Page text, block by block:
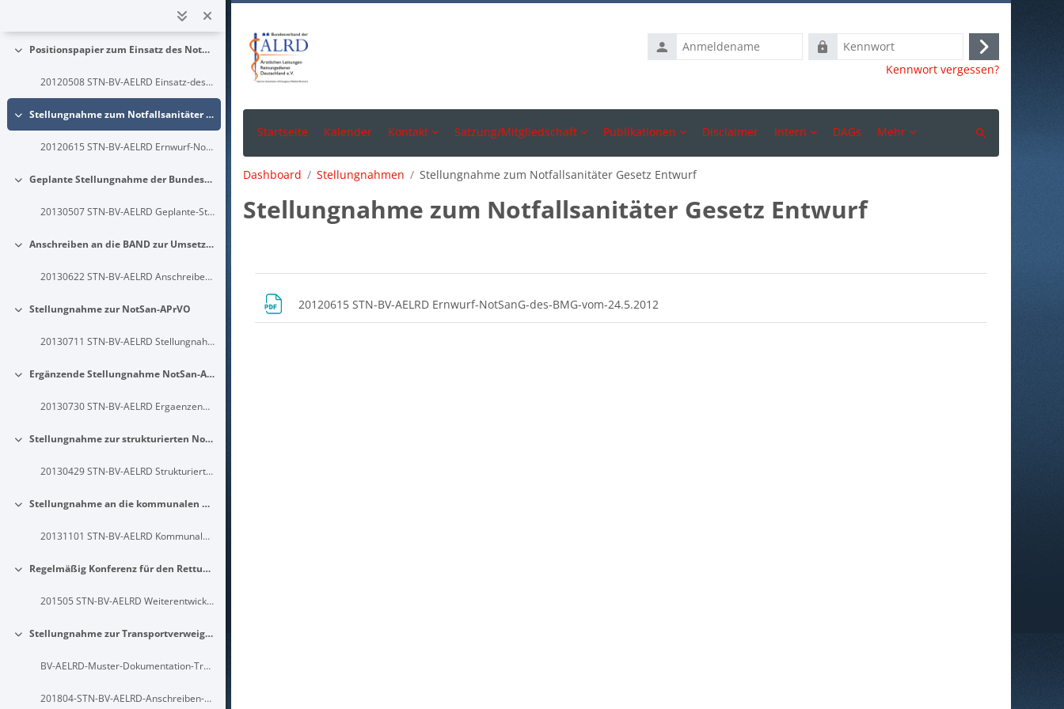
20111031 EMPF-BV-AELRD Empfehlungen-zur-Durchfuehrung-Telefonreanimation-Leitstellen
Einklappen
Positionspapier zum Einsatz des Notarztes bei V.a. Schlaganfall
20120508 STN-BV-AELRD Einsatz-des-Notarztes-bei-Schlaganfall
Einklappen
Stellungnahme zum Notfallsanitäter Gesetz Entwurf
20120615 STN-BV-AELRD Ernwurf-NotSanG-des-BMG-vom-24.5.2012
Einklappen
Geplante Stellungnahme der Bundesärztekammer zum Ärztlichen Leiter Rettungsdienst
20130507 STN-BV-AELRD Geplante-Stellungnahme-der-Bundesaerztekammer-zum-AELRD
Einklappen
Anschreiben an die BAND zur Umsetzung des § 4 NotSanG
20130622 STN-BV-AELRD Anschreiben-BAND-Umsetzung-Par4-NotSanG
Einklappen
Stellungnahme zur NotSan-APrVO
20130711 STN-BV-AELRD Stellungnahme-NotSan-APrVO
Einklappen
Ergänzende Stellungnahme NotSan-APrVO
20130730 STN-BV-AELRD Ergaenzende-Stellungnahme-NotSan-APrVO
Einklappen
Stellungnahme zur strukturierten Notrufabfrage in Leitstellen
20130429 STN-BV-AELRD Strukturierte-Notrufabfrage-Leitstellen
Einklappen
Stellungnahme an die kommunalen Spitzenverbände zur NotSan-APrVO
20131101 STN-BV-AELRD Kommunale-Spitzenverbaende-NotSan-APrVO
Einklappen
Regelmäßig Konferenz für den Rettungsdienst (ReKoRD) jetzt Pyramidenprozess II
201505 STN-BV-AELRD Weiterentwicklung Pyramidenprozess ReKoRD
Einklappen
Stellungnahme zur Transportverweigerung / nicht transportieren durch RD Fachpersonal
BV-AELRD-Muster-Dokumentation-Transportverweigerung
201804-STN-BV-AELRD-Anschreiben-Transportverweigerung
Anmeldename
Kennwort
Anmelden
Kennwort vergessen?
Startseite Kalender Kontakt Satzung/Mitgliedschaft Publikationen Disclaimer Intern DAGs Mehr
Suchen
Dashboard Stellungnahmen Stellungnahme zum Notfallsanitäter Gesetz Entwurf
Stellungnahme zum Notfallsanitäter Gesetz Entwurf
Blöcke
Abschnittsübersicht
20120615 STN-BV-AELRD Ernwurf-NotSanG-des-BMG-vom-24.5.2012